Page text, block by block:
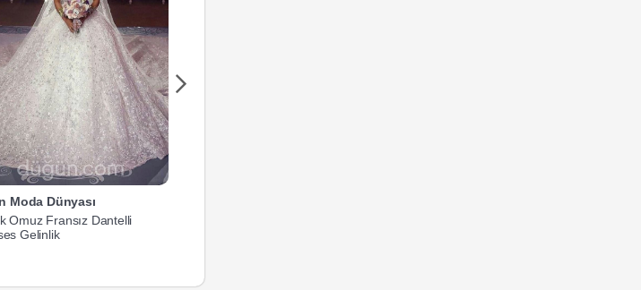
Moda Dünyası
Omuz Fransız Dantelli
Gelinlik